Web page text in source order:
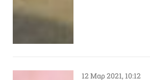
12 Μαρ 2021, 10:12